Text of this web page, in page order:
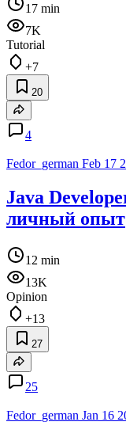
17 min
7K
Tutorial
+7
20
4
Fedor_german Feb 17
Java
личный опыт
12 min
13K
Opinion
+13
27
25
Fedor_german Jan 16